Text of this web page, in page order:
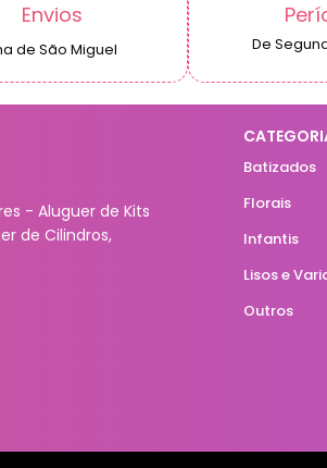
Envios
de São Miguel De
- Aluguer de Kits
de Cilindros,
Batizados
Florais
Infantis
Lisos e
Outros